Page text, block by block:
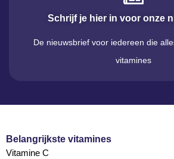
Schrijf je hier in voor onze
De nieuwsbrief voor iedereen die
vitamines
Belangrijkste vitamines
Vitamine C